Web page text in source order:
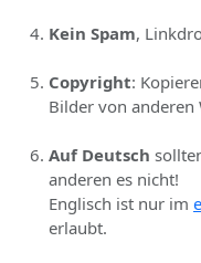
Kein Spam,
Copyright:
Bilder von anderen
Auf Deutsch
anderen es nicht!
Englisch ist nur im
erlaubt.